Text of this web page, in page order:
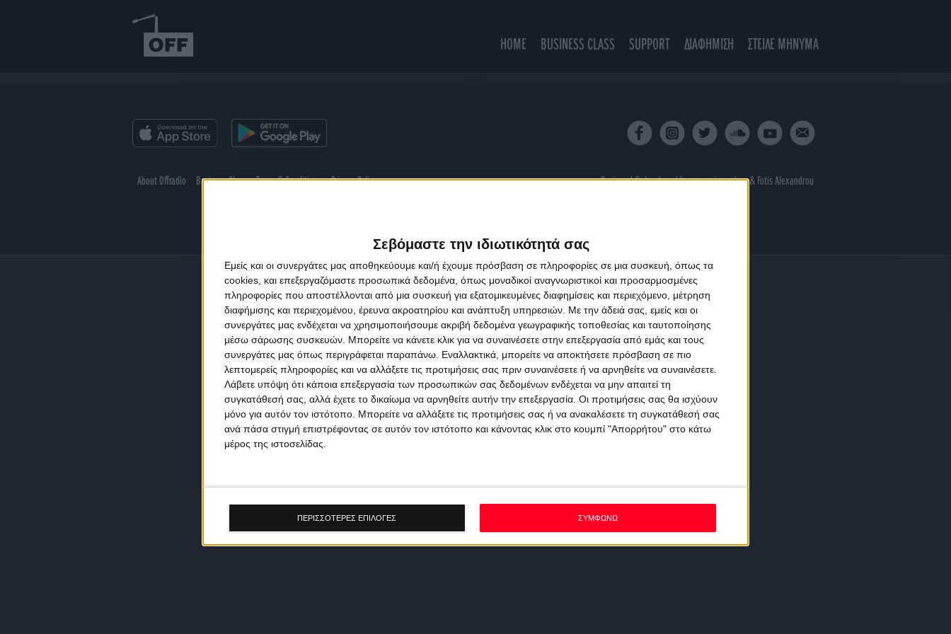
Σεβόμαστε την ιδιωτικότητά σας
Εμείς και οι συνεργάτες μας αποθηκεύουμε και/ή έχουμε πρόσβαση σε πληροφορίες σε μια συσκευή, όπως τα
cookies, και επεξεργαζόμαστε προσωπικά δεδομένα, όπως μοναδικοί αναγνωριστικοί και προσαρμοσμένες
πληροφορίες που αποστέλλονται από μια συσκευή για εξατομικευμένες διαφημίσεις και περιεχόμενο, μέτρηση
διαφήμισης και περιεχομένου, έρευνα ακροατηρίου και ανάπτυξη υπηρεσιών. Με την άδειά σας, εμείς και οι
συνεργάτες μας ενδέχεται να χρησιμοποιήσουμε ακριβή δεδομένα γεωγραφικής τοποθεσίας και ταυτοποίησης
μέσω σάρωσης συσκευών. Μπορείτε να κάνετε κλικ για να συναινέσετε στην επεξεργασία από εμάς και τους
συνεργάτες μας όπως περιγράφεται παραπάνω. Εναλλακτικά, μπορείτε να αποκτήσετε πρόσβαση σε πιο
λεπτομερείς πληροφορίες και να αλλάξετε τις προτιμήσεις σας πριν συναινέσετε ή να αρνηθείτε να συναινέσετε.
Λάβετε υπόψη ότι κάποια επεξεργασία των προσωπικών σας δεδομένων ενδέχεται να μην απαιτεί τη
συγκατάθεσή σας, αλλά έχετε το δικαίωμα να αρνηθείτε αυτήν την επεξεργασία. Οι προτιμήσεις σας θα ισχύουν
μόνο για αυτόν τον ιστότοπο. Μπορείτε να αλλάξετε τις προτιμήσεις σας ή να ανακαλέσετε τη συγκατάθεσή σας
ανά πάσα στιγμή επιστρέφοντας σε αυτόν τον ιστότοπο και κάνοντας κλικ στο κουμπί "Απορρήτου" στο κάτω
μέρος της ιστοσελίδας.
ΠΕΡΙΣΣΟΤΕΡΕΣ ΕΠΙΛΟΓΕΣ ΣΥΜΦΩΝΩ
HOME BUSINESS CLASS SUPPORT ΔΙΑΦΗΜΙΣΗ ΣΤΕΙΛΕ ΜΗΝΥΜΑ
About Offradio Business Class Terms & Conditions Privacy Policy Designed & developed byporcupine colors& Fotis Alexandrou